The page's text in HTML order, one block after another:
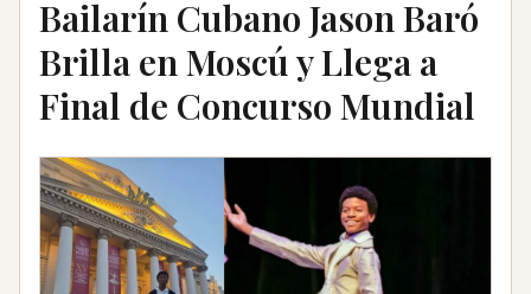
Bailarín Cubano Jason Baró
Brilla en Moscú y Llega a
Final de Concurso Mundial